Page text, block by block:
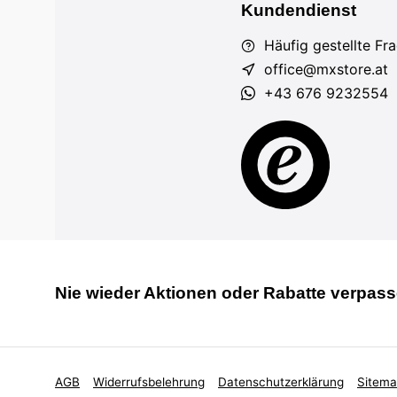
Kundendienst
Häufig gestellte
office@mxstore.at
+43 676 9232554
Nie wieder Aktionen oder Rabatte
AGB Widerrufsbelehrung Datenschutzerklärung